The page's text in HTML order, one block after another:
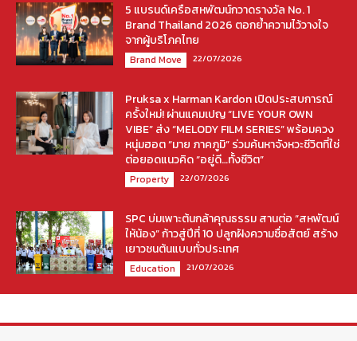
5 แบรนด์เครือสหพัฒน์กวาดรางวัล No. 1
Brand Thailand 2026 ตอกย้ำความไว้วางใจ
จากผู้บริโภคไทย
Brand Move 22/07/2026
Pruksa x Harman Kardon เปิดประสบการณ์
ครั้งใหม่! ผ่านแคมเปญ “LIVE YOUR OWN
VIBE” ส่ง “MELODY FILM SERIES” พร้อมควง
หนุ่มฮอต “มาย ภาคภูมิ” ร่วมค้นหาจังหวะชีวิตที่ใช่
ต่อยอดแนวคิด “อยู่ดี…ทั้งชีวิต”
Property 22/07/2026
SPC บ่มเพาะต้นกล้าคุณธรรม สานต่อ “สหพัฒน์
ให้น้อง” ก้าวสู่ปีที่ 10 ปลูกฝังความซื่อสัตย์ สร้าง
เยาวชนต้นแบบทั่วประเทศ
Education 21/07/2026